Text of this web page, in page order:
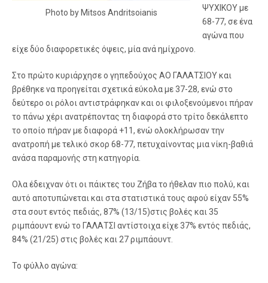
Photo by Mitsos Andritsoianis
ΨΥΧΙΚΟΥ με
68-77, σε ένα
αγώνα που
είχε δύο διαφορετικές όψεις, μία ανά ημίχρονο.
Στο πρώτο κυριάρχησε ο γηπεδούχος ΑΟ ΓΑΛΑΤΣΙΟΥ και
βρέθηκε να προηγείται σχετικά εύκολα με 37-28, ενώ στο
δεύτερο οι ρόλοι αντιστράφηκαν και οι φιλοξενούμενοι πήραν
το πάνω χέρι ανατρέποντας τη διαφορά στο τρίτο δεκάλεπτο
το οποίο πήραν με διαφορά +11, ενώ ολοκλήρωσαν την
ανατροπή με τελικό σκορ 68-77, πετυχαίνοντας μια νίκη-βαθιά
ανάσα παραμονής στη κατηγορία.
Ολα έδειχναν ότι οι πάικτες του Ζήβα το ήθελαν πιο πολύ, και
αυτό αποτυπώνεται και στα στατιστικά τους αφού είχαν 55%
στα σουτ εντός πεδιάς, 87% (13/15)στις βολές και 35
ριμπάουντ ενώ το ΓΑΛΑΤΣΙ αντίστοιχα είχε 37% εντός πεδιάς,
84% (21/25) στις βολές και 27 ριμπάουντ.
Το φύλλο αγώνα: